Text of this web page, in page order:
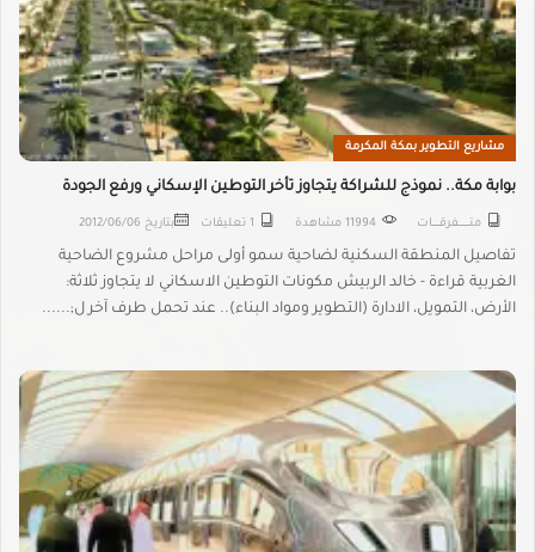
مشاريع التطوير بمكة المكرمة
بوابة مكة.. نموذج للشراكة يتجاوز تأخر التوطين الإسكاني ورفع الجودة
متـــــــــفرقــــــات 11994 مشاهدة 1 تعليقات بتاريخ 2012/06/06
تفاصيل المنطقة السكنية لضاحية سمو أولى مراحل مشروع الضاحية
الغربية قراءة - خالد الربيش مكونات التوطين الاسكاني لا يتجاوز ثلاثة:
الأرض، التمويل، الادارة (التطوير ومواد البناء).. عند تحمل طرف آخر ل;......